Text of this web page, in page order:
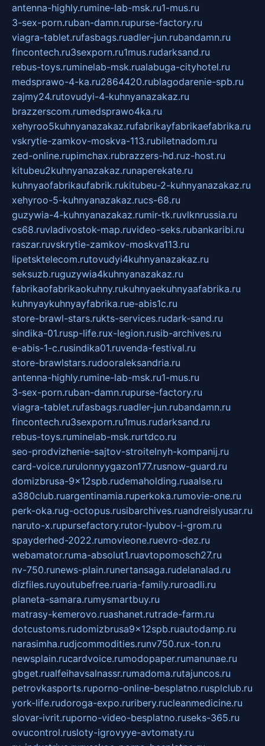
antenna-highly.rumine-lab-msk.ru1-mus.ru
3-sex-porn.ruban-damn.rupurse-factory.ru
viagra-tablet.rufasbags.ruadler-jun.rubandamn.ru
fincontech.ru3sexporn.ru1mus.rudarksand.ru
rebus-toys.ruminelab-msk.rualabuga-cityhotel.ru
medsprawo-4-ka.ru2864420.rublagodarenie-spb.ru
zajmy24.rutovudyi-4-kuhnyanazakaz.ru
brazzerscom.rumedsprawo4ka.ru
xehyroo5kuhnyanazakaz.rufabrikayfabrikaefabrika.ru
vskrytie-zamkov-moskva-113.rubiletnadom.ru
zed-online.rupimchax.rubrazzers-hd.ruz-host.ru
kitubeu2kuhnyanazakaz.runaperekate.ru
kuhnyaofabrikaufabrik.rukitubeu-2-kuhnyanazakaz.ru
xehyroo-5-kuhnyanazakaz.rucs-68.ru
guzywia-4-kuhnyanazakaz.rumir-tk.ruvlknrussia.ru
cs68.ruvladivostok-map.ruvideo-seks.rubankaribi.ru
raszar.ruvskrytie-zamkov-moskva113.ru
lipetsktelecom.rutovudyi4kuhnyanazakaz.ru
seksuzb.ruguzywia4kuhnyanazakaz.ru
fabrikaofabrikaokuhny.rukuhnyaekuhnyaafabrika.ru
kuhnyaykuhnyayfabrika.rue-abis1c.ru
store-brawl-stars.rukts-services.rudark-sand.ru
sindika-01.rusp-life.rux-legion.rusib-archives.ru
e-abis-1-c.rusindika01.ruvenda-festival.ru
store-brawlstars.rudooraleksandria.ru
antenna-highly.rumine-lab-msk.ru1-mus.ru
3-sex-porn.ruban-damn.rupurse-factory.ru
viagra-tablet.rufasbags.ruadler-jun.rubandamn.ru
fincontech.ru3sexporn.ru1mus.rudarksand.ru
rebus-toys.ruminelab-msk.rurtdco.ru
seo-prodvizhenie-sajtov-stroitelnyh-kompanij.ru
card-voice.rurulonnyygazon177.rusnow-guard.ru
domizbrusa-9x12spb.rudemaholding.ruaalse.ru
a380club.ruargentinamia.ruperkoka.rumovie-one.ru
perk-oka.rug-octopus.rusibarchives.ruandreislyusar.ru
naruto-x.rupursefactory.rutor-lyubov-i-grom.ru
spayderhed-2022.rumovieone.ruevro-dez.ru
webamator.ruma-absolut1.ruavtopomosch27.ru
nv-750.runews-plain.runertansaga.rudelanalad.ru
dizfiles.ruyoutubefree.ruaria-family.ruroadli.ru
planeta-samara.rumysmartbuy.ru
matrasy-kemerovo.ruashanet.rutrade-farm.ru
dotcustoms.rudomizbrusa9x12spb.ruautodamp.ru
narasimha.rudjcommodities.runv750.rux-ton.ru
newsplain.rucardvoice.rumodopaper.rumanunae.ru
gbget.rualfeihavsalnassr.rumadoma.rutajuncos.ru
petrovkasports.ruporno-online-besplatno.rusplclub.ru
york-life.rudoroga-expo.ruribery.rucleanmedicine.ru
slovar-ivrit.ruporno-video-besplatno.ruseks-365.ru
ovucontrol.rusloty-igrovyye-avtomaty.ru